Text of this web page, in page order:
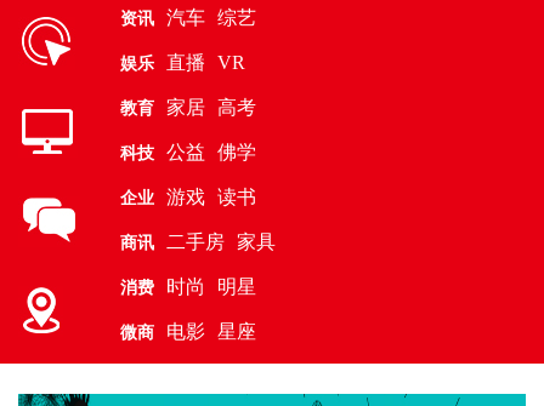
资讯 汽车 综艺
娱乐 直播 VR
教育 家居 高考
科技 公益 佛学
企业 游戏 读书
商讯 二手房 家具
消费 时尚 明星
微商 电影 星座